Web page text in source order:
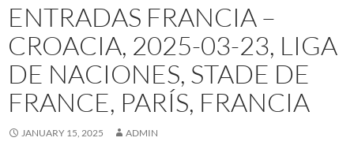
ENTRADAS FRANCIA –
CROACIA, 2025-03-23, LIGA
DE NACIONES, STADE DE
FRANCE, PARÍS, FRANCIA
JANUARY 15, 2025 ADMIN